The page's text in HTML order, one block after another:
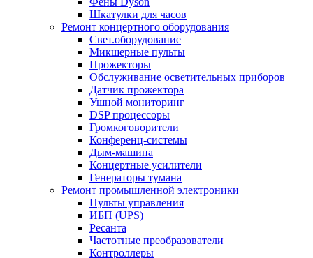
Шкатулки для часов
Ремонт концертного оборудования
Свет.оборудование
Микшерные пульты
Прожекторы
Обслуживание осветительных приборов
Датчик прожектора
Ушной мониторинг
DSP процессоры
Громкоговорители
Конференц-системы
Дым-машина
Концертные усилители
Генераторы тумана
Ремонт промышленной электроники
Пульты управления
ИБП (UPS)
Ресанта
Частотные преобразователи
Контроллеры